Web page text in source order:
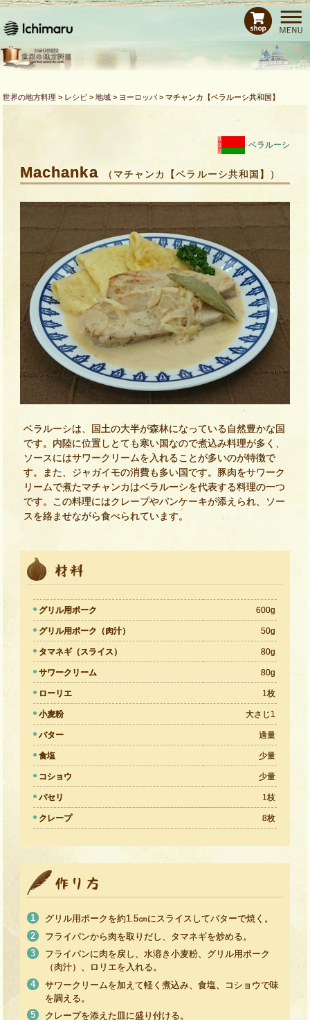
ホーム レシピ
商品紹介 Bras de CHEFとは
世界の地方料理 > レシピ >地域 > ヨーロッパ >マチャンカ【ベラルーシ共和国】
ベラルーシ
Machanka （マチャンカ【ベラルーシ共和国】）
ベラルーシは、国土の大半が森林になっている自然豊かな国
です。内陸に位置しとても寒い国なので煮込み料理が多く、
ソースにはサワークリームを入れることが多いのが特徴で
す。また、ジャガイモの消費も多い国です。豚肉をサワーク
リームで煮たマチャンカはベラルーシを代表する料理の一つ
です。この料理にはクレープやパンケーキが添えられ、ソー
スを絡ませながら食べられています。
グリル用ポーク 600g
グリル用ポーク（肉汁） 50g
タマネギ（スライス） 80g
サワークリーム 80g
ローリエ 1枚
小麦粉 大さじ1
バター 適量
食塩 少量
コショウ 少量
パセリ 1枝
クレープ 8枚
グリル用ポークを約1.5㎝にスライスしてバターで焼く。
フライパンから肉を取りだし、タマネギを炒める。
フライパンに肉を戻し、水溶き小麦粉、グリル用ポーク
（肉汁）、ロリエを入れる。
サワークリームを加えて軽く煮込み、食塩、コショウで味
を調える。
クレープを添えた皿に盛り付ける。